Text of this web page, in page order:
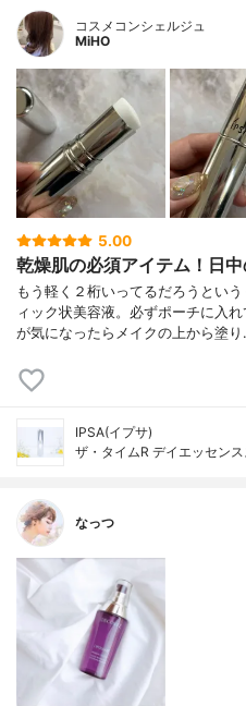
コスメコンシェルジュ
MiHO
5.00
乾燥肌の必須アイテム！日
もう軽く２桁いってるだろうとい
ィック状美容液。必ずポーチに入
が気になったらメイクの上から塗
IPSA(イプサ)
ザ・タイムR デイエッセン
なっつ